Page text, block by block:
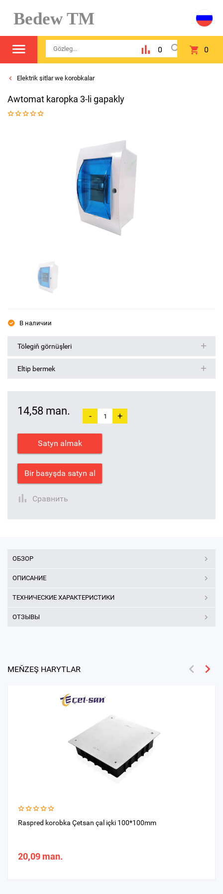
Bedew TM
0 0
Elektrik şitlar we korobkalar
Awtomat karopka 3-li gapakly
В наличии
Tölegiň görnüşleri
Eltip bermek
14,58 man. - +
Satyn almak
Bir basyşda satyn al
Сравнить
ОБЗОР
ОПИСАНИЕ
ТЕХНИЧЕСКИЕ ХАРАКТЕРИСТИКИ
ОТЗЫВЫ
MEŇZEŞ HARYTLAR
Raspred kоrobka Çetsan çal içki 100*100mm
20,09 man.